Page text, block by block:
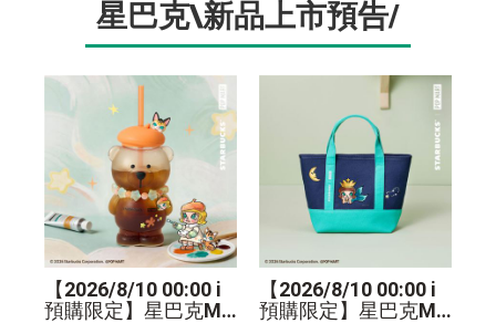
星巴克\新品上市預告/
【2026/8/10 00:00 i
預購限定】星巴克MO
【2026/8/10 00:00 i
預購限定】星巴克MO